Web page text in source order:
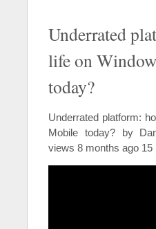
Underrated
life on
today?
Underrated platform:
Mobile today? by
views 8 months ago 15